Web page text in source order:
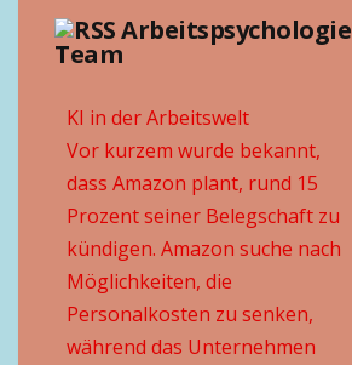
Arbeitspsychologie
Team
KI in der Arbeitswelt
Vor kurzem wurde bekannt,
dass Amazon plant, rund 15
Prozent seiner Belegschaft zu
kündigen. Amazon suche nach
Möglichkeiten, die
Personalkosten zu senken,
während das Unternehmen